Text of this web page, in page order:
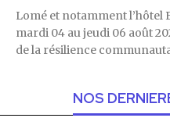
Lomé et notamment l’hôtel
mardi 04 au jeudi 06 août
de la résilience
NOS